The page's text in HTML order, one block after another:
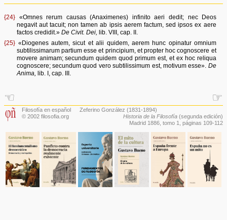
{24} «Omnes rerum causas (Anaximenes) infinito aeri dedit; nec Deos
negavit aut tacuit; non tamen ab ipsis aerem factum, sed ipsos ex aere
factos credidit.» De Civit. Dei, lib. VIII, cap. II.
{25} «Diogenes autem, sicut et alii quidem, aerem hunc opinatur omnium
subtilissimarum partium esse et principium, et propter hoc cognoscere et
movere animam; secundum quidem quod primum est, et ex hoc reliqua
cognoscere; secundum quod vero subtilissimum est, motivum esse». De
Anima, lib. I, cap. III.
☜ ☞
Filosofía en español
© 2002 filosofia.org
Zeferino González (1831-1894)
Historia de la Filosofía(segunda edición)
Madrid 1886, tomo 1 , páginas 109-112